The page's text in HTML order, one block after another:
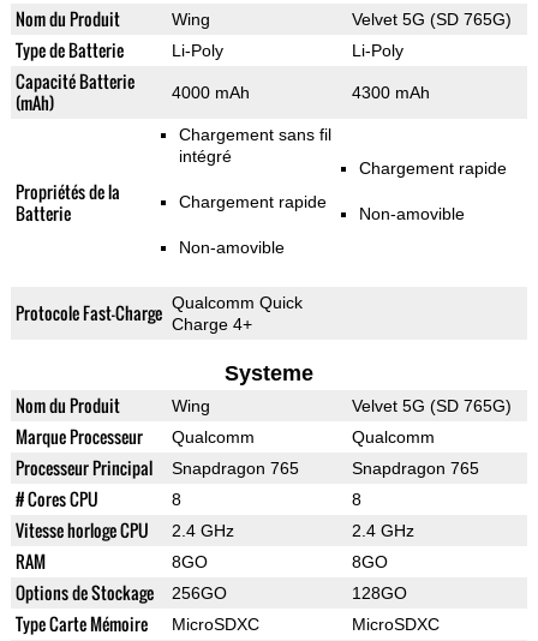
Nom du Produit Wing Velvet 5G (SD 765G)
Type de Batterie Li-Poly Li-Poly
Capacité Batterie
(mAh)
4000 mAh 4300 mAh
Propriétés de la
Batterie
Chargement sans fil
intégré
Chargement rapide
Non-amovible
Chargement rapide
Non-amovible
Protocole Fast-Charge Qualcomm Quick
Charge 4+
Systeme
Nom du Produit Wing Velvet 5G (SD 765G)
Marque Processeur Qualcomm Qualcomm
Processeur Principal Snapdragon 765 Snapdragon 765
# Cores CPU 8 8
Vitesse horloge CPU 2.4 GHz 2.4 GHz
RAM 8GO 8GO
Options de Stockage 256GO 128GO
Type Carte Mémoire MicroSDXC MicroSDXC